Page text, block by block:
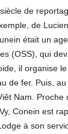
de
de
était un
(OSS), qui
il organise le
de fer. Puis,
Nam. Proche
Conein est
à son